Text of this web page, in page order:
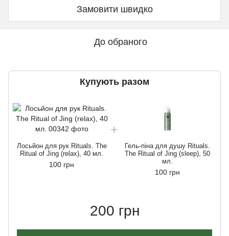
Замовити швидко
До обраного
Купують разом
Лосьйон для рук Rituals. The
Ritual of Jing (relax), 40 мл.
100 грн
Гель-піна для душу Rituals.
The Ritual of Jing (sleep), 50
мл.
100 грн
200 грн